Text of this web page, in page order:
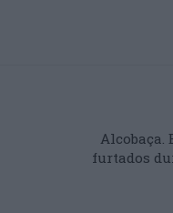
Alcobaça.
furtados